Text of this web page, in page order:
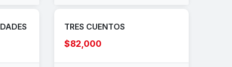
TRES CUENTOS
$82,000